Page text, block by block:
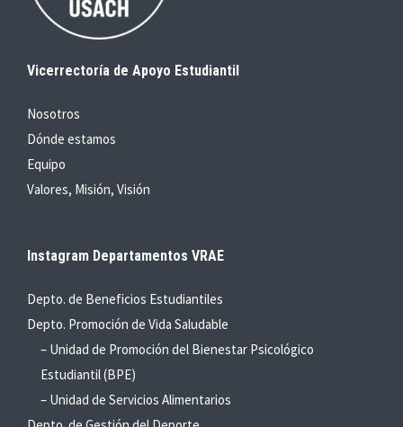
Vicerrectoría de Apoyo Estudiantil
Nosotros
Dónde estamos
Equipo
Valores, Misión, Visión
Instagram Departamentos VRAE
Depto. de Beneficios Estudiantiles
Depto. Promoción de Vida Saludable
– Unidad de Promoción del Bienestar Psicológico
Estudiantil (BPE)
– Unidad de Servicios Alimentarios